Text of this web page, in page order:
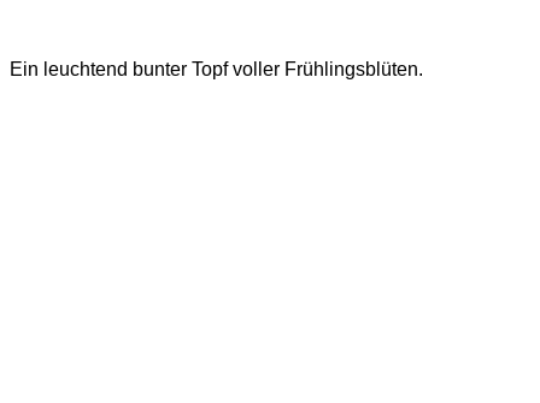
Ein leuchtend bunter Topf voller Frühlingsblüten.